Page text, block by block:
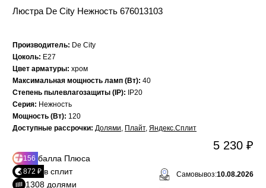
Люстра De City Нежность 676013103
Производитель: De City
Цоколь: E27
Цвет арматуры: хром
Максимальная мощность ламп (Вт): 40
Степень пылевлагозащиты (IP):
IP20
Серия: Нежность
Мощность (Вт): 120
Доступные рассрочки: Долями, Плайт, Яндекс.Сплит
156 балла Плюса
872 ₽ в сплит
1308 долями
5 230 ₽
Самовывоз:10.08.2026